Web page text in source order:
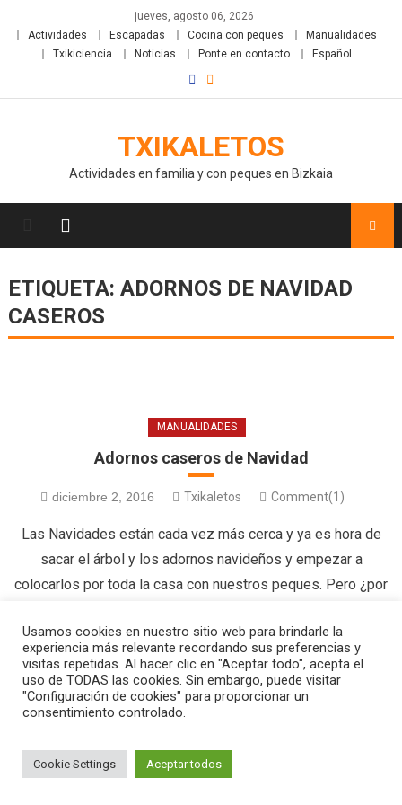
jueves, agosto 06, 2026
Actividades
Escapadas Cocina con peques
Manualidades
Txikiciencia
Noticias Ponte en contacto Español
TXIKALETOS
Actividades en familia y con peques en Bizkaia
ETIQUETA: ADORNOS DE NAVIDAD
CASEROS
MANUALIDADES
Adornos caseros de Navidad
diciembre 2, 2016 Txikaletos Comment(1)
Las Navidades están cada vez más cerca y ya es hora de
sacar el árbol y los adornos navideños y empezar a
colocarlos por toda la casa con nuestros peques. Pero ¿por
utilizar las tardes de frío y lluvia para hacer manualidades con
nuestros […]
Usamos cookies en nuestro sitio web para brindarle la
experiencia más relevante recordando sus preferencias y
visitas repetidas. Al hacer clic en "Aceptar todo", acepta el
uso de TODAS las cookies. Sin embargo, puede visitar
"Configuración de cookies" para proporcionar un
consentimiento controlado.
Cookie Settings Aceptar todos